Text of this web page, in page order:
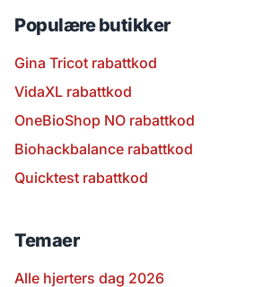
Populære butikker
Gina Tricot rabattkod
VidaXL rabattkod
OneBioShop NO rabattkod
Biohackbalance rabattkod
Quicktest rabattkod
Temaer
Alle hjerters dag 2026